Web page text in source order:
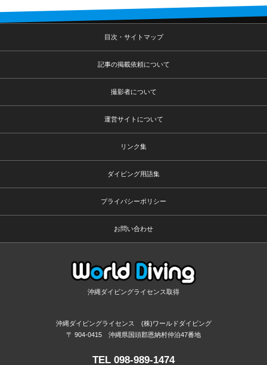
目次・サイトマップ
記事の掲載依頼について
撮影者について
運営サイトについて
リンク集
ダイビング用語集
プライバシーポリシー
お問い合わせ
沖縄ダイビングライセンス取得
沖縄ダイビングライセンス (株)ワールドダイビング
〒 904-0415 沖縄県国頭郡恩納村仲泊47番地
TEL 098-989-1474